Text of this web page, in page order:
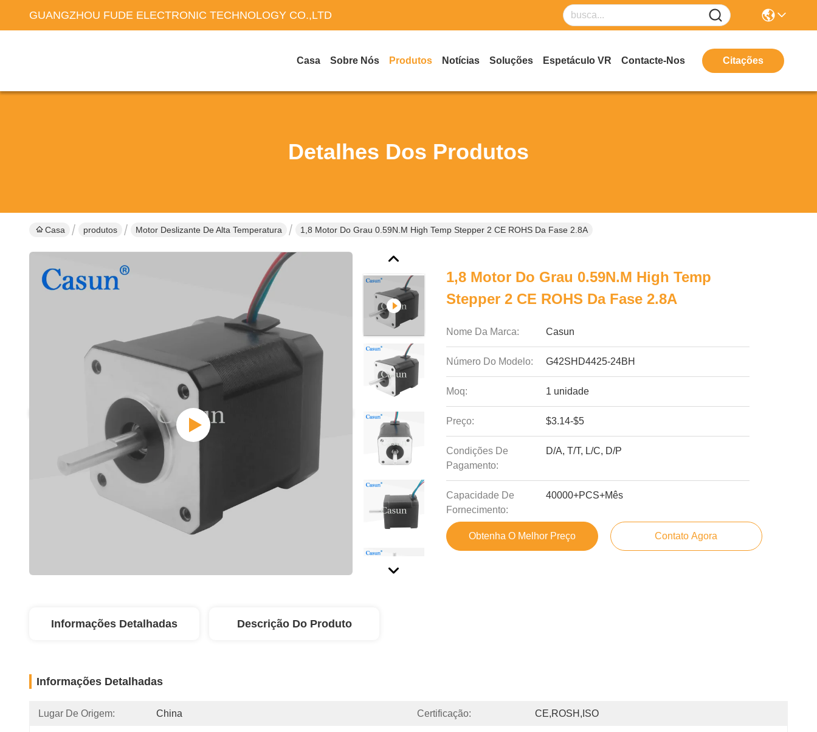
GUANGZHOU FUDE ELECTRONIC TECHNOLOGY CO.,LTD
Casa Sobre Nós Produtos Notícias Soluções Espetáculo VR Contacte-Nos Citações
Detalhes Dos Produtos
Casa produtos Motor Deslizante De Alta Temperatura 1,8 Motor Do Grau 0.59N.M High Temp Stepper 2 CE ROHS Da Fase 2.8A
1,8 Motor Do Grau 0.59N.M High Temp
Stepper 2 CE ROHS Da Fase 2.8A
Nome Da Marca: Casun
Número Do Modelo: G42SHD4425-24BH
Moq: 1 unidade
Preço: $3.14-$5
Condições De
Pagamento:
D/A, T/T, L/C, D/P
Capacidade De
Fornecimento:
40000+PCS+Mês
Obtenha O Melhor Preço Contato Agora
Informações Detalhadas Descrição Do Produto
Informações Detalhadas
Lugar De Origem: China Certificação: CE,ROSH,ISO